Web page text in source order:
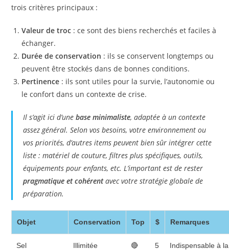
trois critères principaux :
Valeur de troc : ce sont des biens recherchés et faciles à
échanger.
Durée de conservation : ils se conservent longtemps ou
peuvent être stockés dans de bonnes conditions.
Pertinence : ils sont utiles pour la survie, l’autonomie ou
le confort dans un contexte de crise.
Il s’agit ici d’unebase minimaliste, adaptée à un contexte
assez général. Selon vos besoins, votre environnement ou
vos priorités, d’autres items peuvent bien sûr intégrer cette
liste : matériel de couture, filtres plus spécifiques, outils,
équipements pour enfants, etc. L’important est de rester
pragmatique et cohérentavec votre stratégie globale de
préparation.
Objet Conservation Top $ Remarques
Sel Illimitée 🔴 5 Indispensable à